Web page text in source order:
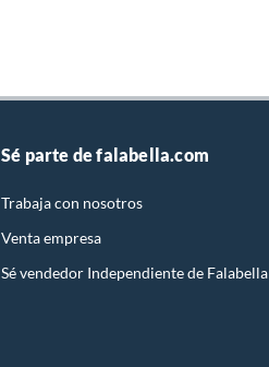
Sé parte de falabella.com
Trabaja con nosotros
Venta empresa
Sé vendedor Independiente de Falabella